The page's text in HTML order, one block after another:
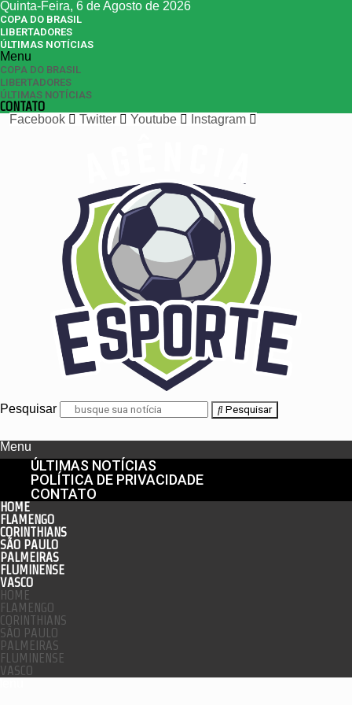
Quinta-Feira, 6 de Agosto de 2026
COPA DO BRASIL
LIBERTADORES
ÚLTIMAS NOTÍCIAS
Menu
COPA DO BRASIL
LIBERTADORES
ÚLTIMAS NOTÍCIAS
CONTATO
Facebook
Twitter Youtube Instagram
Pesquisar Pesquisar
Menu
ÚLTIMAS NOTÍCIAS
POLÍTICA DE PRIVACIDADE
CONTATO
HOME
FLAMENGO
CORINTHIANS
SÃO PAULO
PALMEIRAS
FLUMINENSE
VASCO
HOME
FLAMENGO
CORINTHIANS
SÃO PAULO
PALMEIRAS
FLUMINENSE
VASCO